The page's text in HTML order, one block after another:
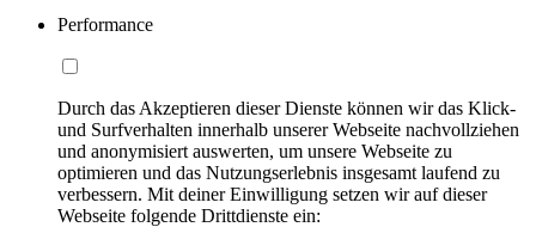
Performance
Durch das Akzeptieren dieser Dienste können wir das Klick-
und Surfverhalten innerhalb unserer Webseite nachvollziehen
und anonymisiert auswerten, um unsere Webseite zu
optimieren und das Nutzungserlebnis insgesamt laufend zu
verbessern. Mit deiner Einwilligung setzen wir auf dieser
Webseite folgende Drittdienste ein: